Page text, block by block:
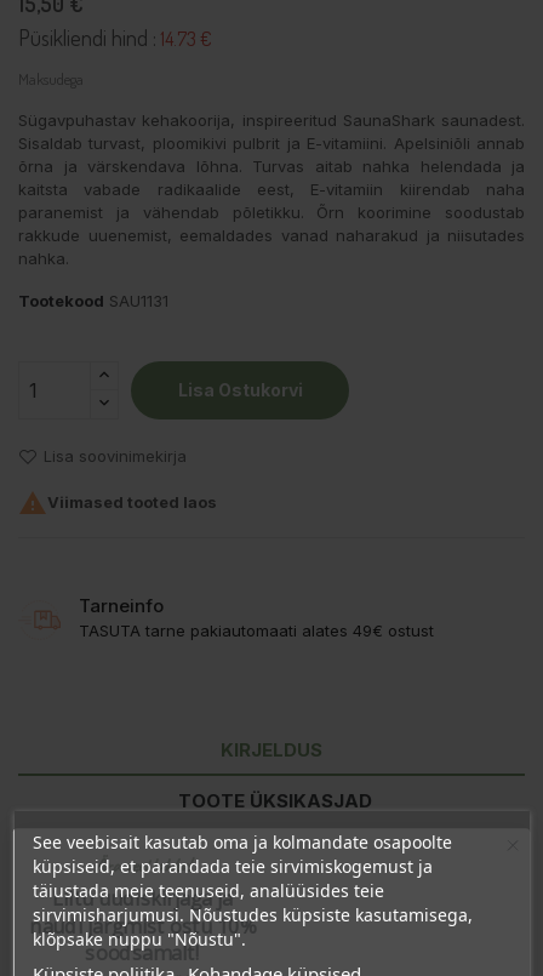
Püsikliendi hind : 14.73 €
Maksudega
Sügavpuhastav kehakoorija, inspireeritud SaunaShark saunadest.
Sisaldab turvast, ploomikivi pulbrit ja E-vitamiini. Apelsiniõli annab
õrna ja värskendava lõhna. Turvas aitab nahka helendada ja
kaitsta vabade radikaalide eest, E-vitamiin kiirendab naha
paranemist ja vähendab põletikku. Õrn koorimine soodustab
rakkude uuenemist, eemaldades vanad naharakud ja niisutades
nahka.
Tootekood SAU1131
Lisa Ostukorvi
Lisa soovinimekirja
 Viimased tooted laos
Tarneinfo
TASUTA tarne pakiautomaati alates 49€ ostust
KIRJELDUS
TOOTE ÜKSIKASJAD
KLIENDI KOMMENTAARID
Koostisosad:Aqua, Peat (turbavesi), Cocamidopropyl Betaine,
See veebisait kasutab oma ja kolmandate osapoolte
küpsiseid, et parandada teie sirvimiskogemust ja
täiustada meie teenuseid, analüüsides teie
sirvimisharjumusi. Nõustudes küpsiste kasutamisega,
klõpsake nuppu "Nõustu".
Ära veel lahku!
Liitu uudiskirjaga ja
naudi järgmist ostu 10%
soodsamalt!